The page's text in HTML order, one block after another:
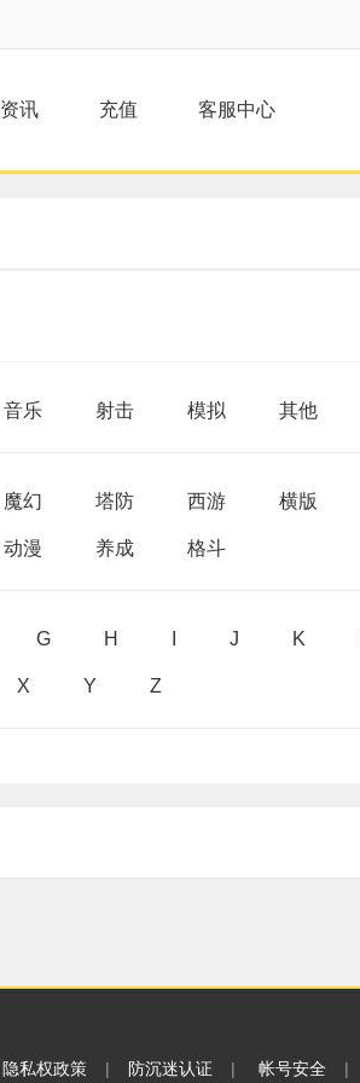
资讯 充值 客服中心
音乐 射击 模拟 其他
魔幻 塔防 西游 横版
动漫 养成 格斗
G H J K
X Y Z
隐私权政策 | 防沉迷认证 | 帐号安全 |